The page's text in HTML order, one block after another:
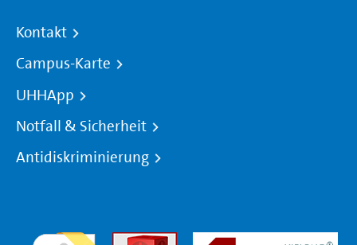
Kontakt
Campus-Karte
UHHApp
Notfall & Sicherheit
Antidiskriminierung